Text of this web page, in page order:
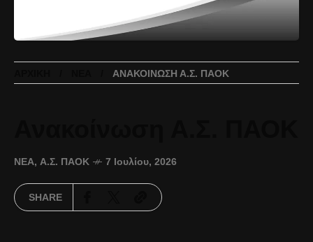
ΑΝΑΚΟΊΝΩΣΗ Α.Σ. ΠΑΟΚ
ΝΈΑ, Α.Σ. ΠΑΟΚ 7 Ιουλίου, 2026
SHARE